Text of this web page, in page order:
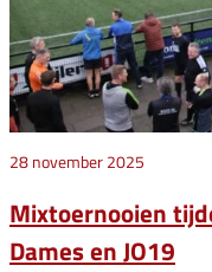
28 november 2025
Mixtoernooien
Dames en JO19